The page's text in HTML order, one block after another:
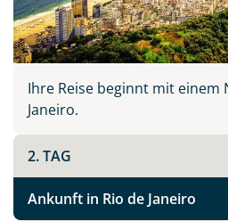
Ihre Reise beginnt mit einem
Janeiro.
2. TAG
Ankunft in Rio de Janeiro